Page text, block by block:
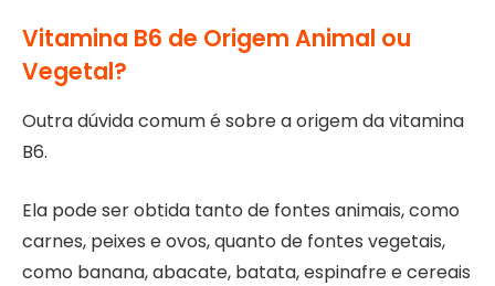
Vitamina B6 de Origem Animal ou
Vegetal?
Outra dúvida comum é sobre a origem da vitamina
B6.
Ela pode ser obtida tanto de fontes animais, como
carnes, peixes e ovos, quanto de fontes vegetais,
como banana, abacate, batata, espinafre e cereais